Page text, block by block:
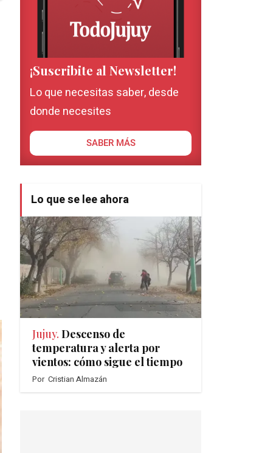
¡Suscribite al Newsletter!
Lo que necesitas saber, desde
donde necesites
SABER MÁS
Lo que se lee ahora
Jujuy. Descenso de
temperatura y alerta por
vientos: cómo sigue el tiempo
Por Cristian Almazán